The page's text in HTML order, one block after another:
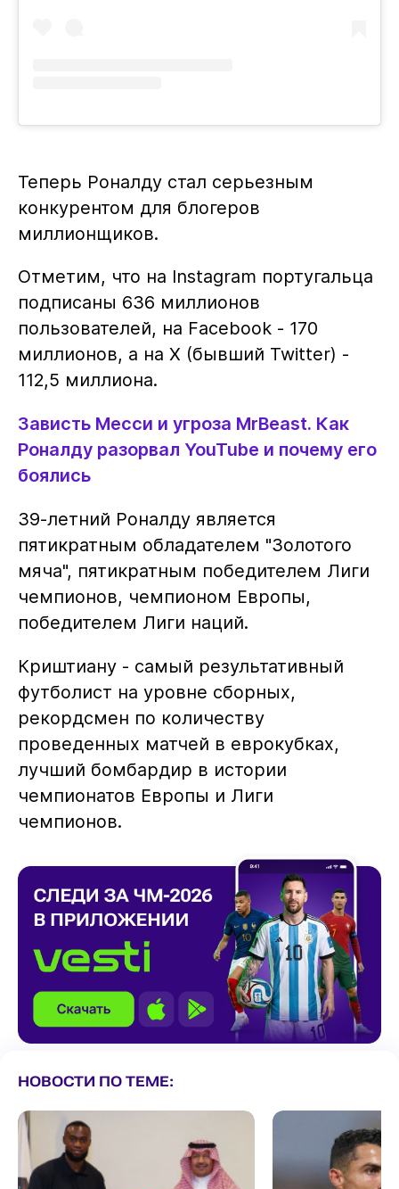
Теперь Роналду стал серьезным
конкурентом для блогеров
миллионщиков.
Отметим, что на Instagram португальца
подписаны 636 миллионов
пользователей, на Facebook - 170
миллионов, а на X (бывший Twitter) -
112,5 миллиона.
Зависть Месси и угроза MrBeast. Как
Роналду разорвал YouTube и почему его
боялись
39-летний Роналду является
пятикратным обладателем "Золотого
мяча", пятикратным победителем Лиги
чемпионов, чемпионом Европы,
победителем Лиги наций.
Криштиану - самый результативный
футболист на уровне сборных,
рекордсмен по количеству
проведенных матчей в еврокубках,
лучший бомбардир в истории
чемпионатов Европы и Лиги
чемпионов.
НОВОСТИ ПО ТЕМЕ: